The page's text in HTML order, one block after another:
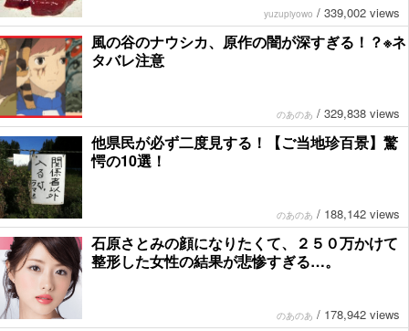
yuzupiyowo / 339,002 views
風の谷のナウシカ、原作の闇が深すぎる！？※ネ
タバレ注意
のあのあ / 329,838 views
他県民が必ず二度見する！【ご当地珍百景】驚
愕の10選！
のあのあ / 188,142 views
石原さとみの顔になりたくて、２５０万かけて
整形した女性の結果が悲惨すぎる…。
のあのあ / 178,942 views